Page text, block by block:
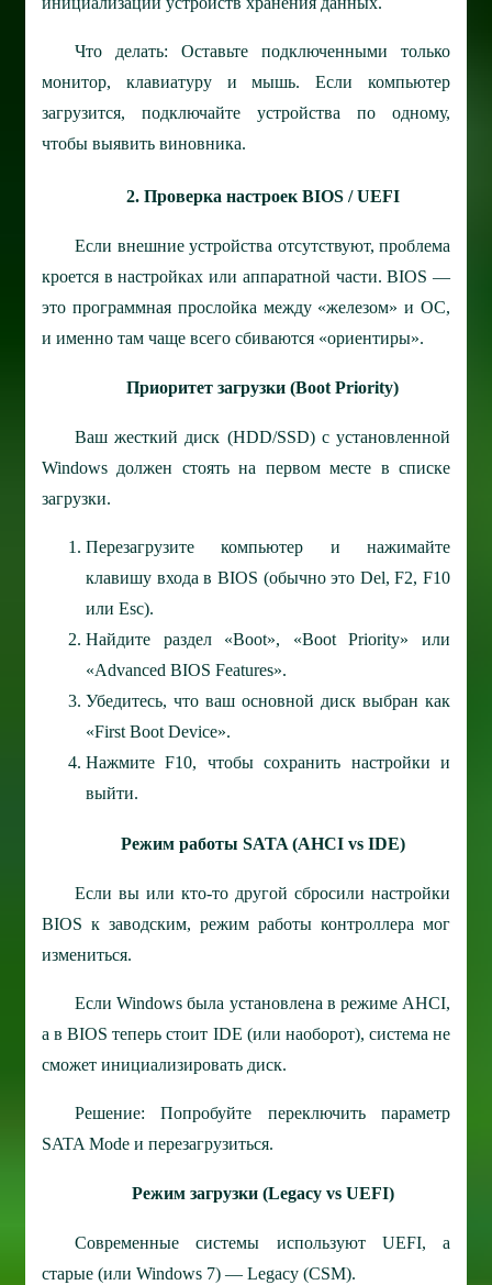
Что делать: Оставьте подключенными только
монитор, клавиатуру и мышь. Если компьютер
загрузится, подключайте устройства по одному,
чтобы выявить виновника.
2. Проверка настроек BIOS / UEFI
Если внешние устройства отсутствуют, проблема
кроется в настройках или аппаратной части. BIOS —
это программная прослойка между «железом» и ОС,
и именно там чаще всего сбиваются «ориентиры».
Приоритет загрузки (Boot Priority)
Ваш жесткий диск (HDD/SSD) с установленной
Windows должен стоять на первом месте в списке
загрузки.
Перезагрузите компьютер и нажимайте
клавишу входа в BIOS (обычно это Del, F2, F10
или Esc).
Найдите раздел «Boot», «Boot Priority» или
«Advanced BIOS Features».
Убедитесь, что ваш основной диск выбран как
«First Boot Device».
Нажмите F10, чтобы сохранить настройки и
выйти.
Режим работы SATA (AHCI vs IDE)
Если вы или кто-то другой сбросили настройки
BIOS к заводским, режим работы контроллера мог
измениться.
Если Windows была установлена в режиме AHCI,
а в BIOS теперь стоит IDE (или наоборот), система не
сможет инициализировать диск.
Решение: Попробуйте переключить параметр
SATA Mode и перезагрузиться.
Режим загрузки (Legacy vs UEFI)
Современные системы используют UEFI, а
старые (или Windows 7) — Legacy (CSM).